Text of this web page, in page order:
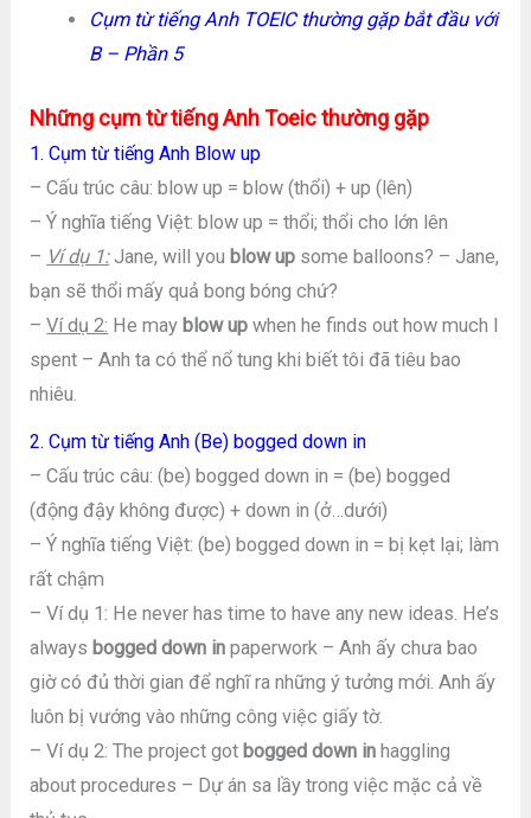
Cụm từ tiếng Anh TOEIC thường gặp bắt đầu với
B – Phần 5
Những cụm từ tiếng Anh Toeic thường gặp
1. Cụm từ tiếng Anh Blow up
– Cấu trúc câu: blow up = blow (thổi) + up (lên)
– Ý nghĩa tiếng Việt: blow up = thổi; thổi cho lớn lên
– Ví dụ 1:Jane, will you blow up some balloons? – Jane,
bạn sẽ thổi mấy quả bong bóng chứ?
–Ví dụ 2: He may blow up when he finds out how much I
spent – Anh ta có thể nổ tung khi biết tôi đã tiêu bao
nhiêu.
2. Cụm từ tiếng Anh (Be) bogged down in
– Cấu trúc câu: (be) bogged down in = (be) bogged
(động đậy không được) + down in (ở…dưới)
– Ý nghĩa tiếng Việt: (be) bogged down in = bị kẹt lại; làm
rất chậm
– Ví dụ 1: He never has time to have any new ideas. He’s
always bogged down in paperwork – Anh ấy chưa bao
giờ có đủ thời gian để nghĩ ra những ý tưởng mới. Anh ấy
luôn bị vướng vào những công việc giấy tờ.
– Ví dụ 2: The project got bogged down in haggling
about procedures – Dự án sa lầy trong việc mặc cả về